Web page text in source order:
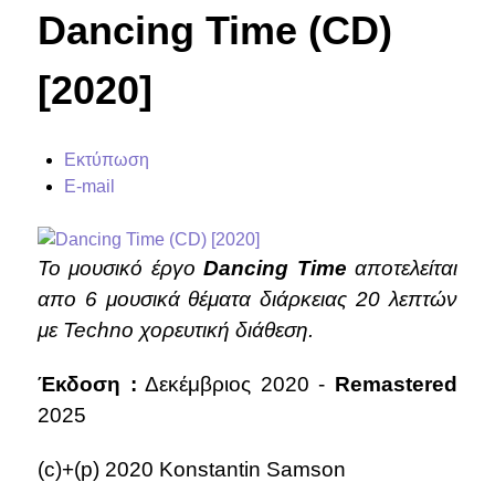
Dancing Time (CD)
[2020]
Εκτύπωση
E-mail
Το μουσικό έργοDancing Time αποτελείται
απο 6 μουσικά θέματα διάρκειας 20 λεπτών
με Techno χορευτική διάθεση.
Έκδοση : Δεκέμβριος 2020 - Remastered
2025
(c)+(p) 2020 Konstantin Samson